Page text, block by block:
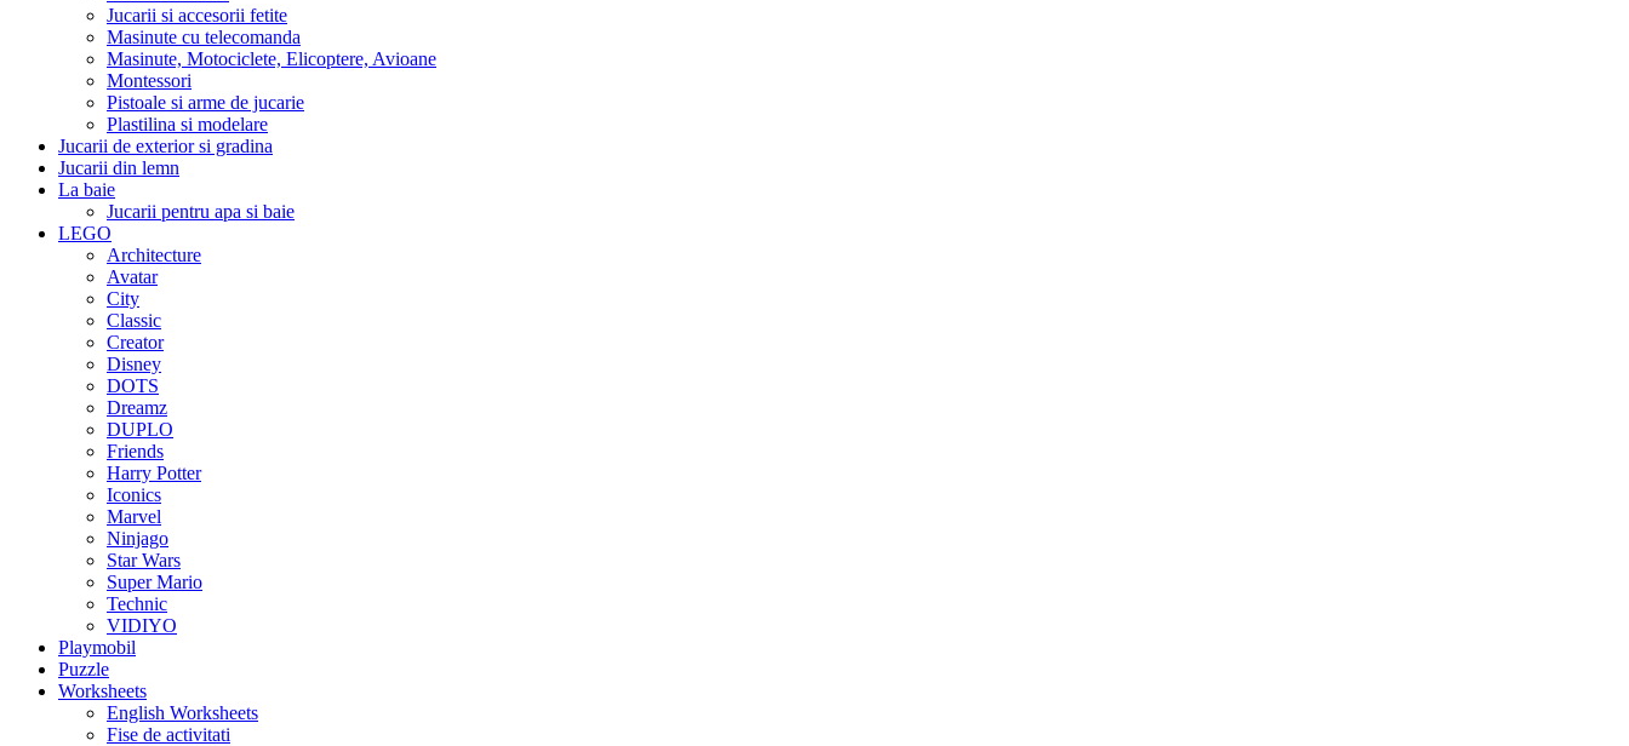
Jucarii si accesorii fetite
Masinute cu telecomanda
Masinute, Motociclete, Elicoptere, Avioane
Montessori
Pistoale si arme de jucarie
Plastilina si modelare
Jucarii de exterior si gradina
Jucarii din lemn
La baie
Jucarii pentru apa si baie
LEGO
Architecture
Avatar
City
Classic
Creator
Disney
DOTS
Dreamz
DUPLO
Friends
Harry Potter
Iconics
Marvel
Ninjago
Star Wars
Super Mario
Technic
VIDIYO
Playmobil
Puzzle
Worksheets
English Worksheets
Fise de activitati